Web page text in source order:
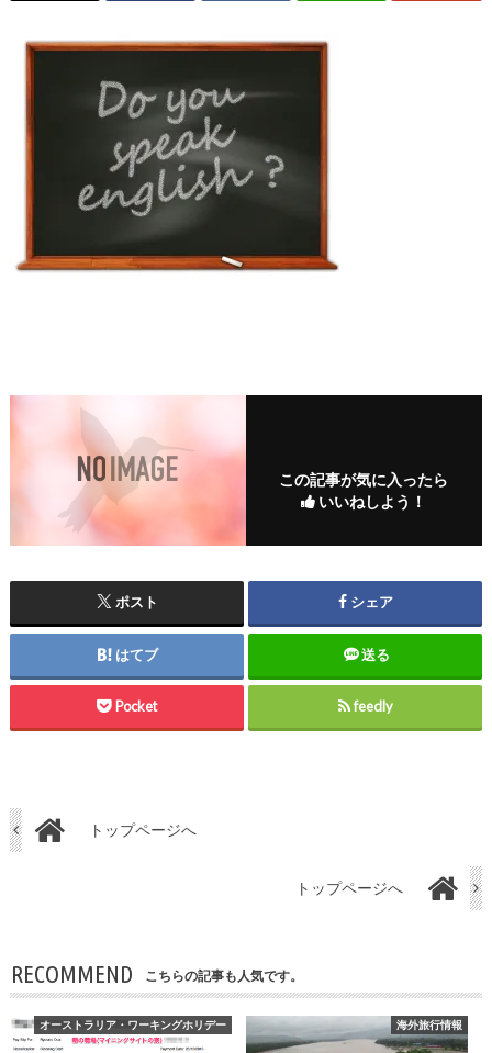
この記事が気に入ったら
いいねしよう！
ポスト シェア
はてブ 送る
Pocket feedly
トップページへ
トップページへ
RECOMMEND こちらの記事も人気です。
オーストラリア・ワーキングホリデー 海外旅行情報